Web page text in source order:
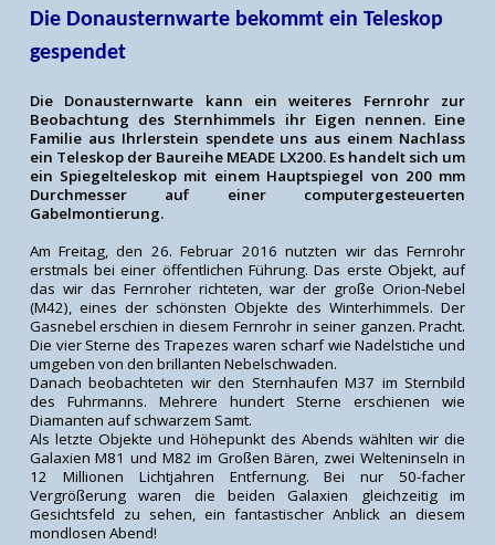
Die Donausternwarte bekommt ein Teleskop
gespendet
Die Donausternwarte kann ein weiteres Fernrohr zur
Beobachtung des Sternhimmels ihr Eigen nennen. Eine
Familie aus Ihrlerstein spendete uns aus einem Nachlass
ein Teleskop der Baureihe MEADE LX200. Es handelt sich um
ein Spiegelteleskop mit einem Hauptspiegel von 200 mm
Durchmesser auf einer computergesteuerten
Gabelmontierung.
Am Freitag, den 26. Februar 2016 nutzten wir das Fernrohr
erstmals bei einer öffentlichen Führung. Das erste Objekt, auf
das wir das Fernroher richteten, war der große Orion-Nebel
(M42), eines der schönsten Objekte des Winterhimmels. Der
Gasnebel erschien in diesem Fernrohr in seiner ganzen. Pracht.
Die vier Sterne des Trapezes waren scharf wie Nadelstiche und
umgeben von den brillanten Nebelschwaden.
Danach beobachteten wir den Sternhaufen M37 im Sternbild
des Fuhrmanns. Mehrere hundert Sterne erschienen wie
Diamanten auf schwarzem Samt.
Als letzte Objekte und Höhepunkt des Abends wählten wir die
Galaxien M81 und M82 im Großen Bären, zwei Welteninseln in
12 Millionen Lichtjahren Entfernung. Bei nur 50-facher
Vergrößerung waren die beiden Galaxien gleichzeitig im
Gesichtsfeld zu sehen, ein fantastischer Anblick an diesem
mondlosen Abend!